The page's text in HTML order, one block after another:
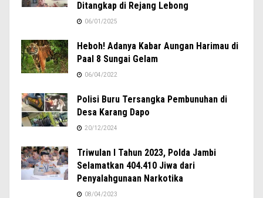
Ditangkap di Rejang Lebong
06/01/2025
Heboh! Adanya Kabar Aungan Harimau di
Paal 8 Sungai Gelam
06/04/2022
Polisi Buru Tersangka Pembunuhan di
Desa Karang Dapo
20/12/2024
Triwulan I Tahun 2023, Polda Jambi
Selamatkan 404.410 Jiwa dari
Penyalahgunaan Narkotika
08/04/2023